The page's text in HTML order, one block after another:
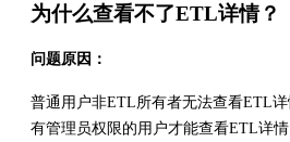
为什么查看不了ETL详情？
问题原因：
普通用户非ETL所有者无法查看ETL
有管理员权限的用户才能查看ETL详情